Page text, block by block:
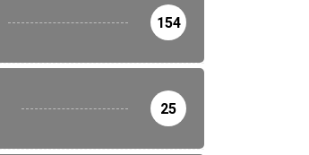
154
25